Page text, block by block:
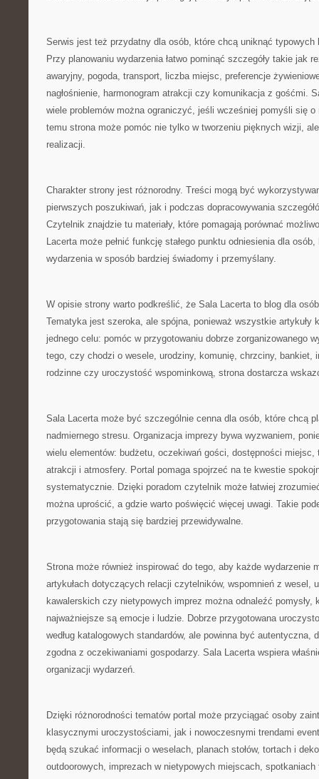
Serwis jest też przydatny dla osób, które chcą uniknąć typowych
Przy planowaniu wydarzenia łatwo pominąć szczegóły takie jak
awaryjny, pogoda, transport, liczba miejsc, preferencje
nagłośnienie, harmonogram atrakcji czy komunikacja z gośćmi.
wiele problemów można ograniczyć, jeśli wcześniej pomyśli się
temu strona może pomóc nie tylko w tworzeniu pięknych wizji,
realizacji.
Charakter strony jest różnorodny. Treści mogą być
pierwszych poszukiwań, jak i podczas dopracowywania
Czytelnik znajdzie tu materiały, które pomagają porównać
Lacerta może pełnić funkcję stałego punktu odniesienia dla
wydarzenia w sposób bardziej świadomy i przemyślany.
W opisie strony warto podkreślić, że Sala Lacerta to blog dla
Tematyka jest szeroka, ale spójna, ponieważ wszystkie artykuły
jednego celu: pomóc w przygotowaniu dobrze zorganizowanego
tego, czy chodzi o wesele, urodziny, komunię, chrzciny, bankiet,
rodzinne czy uroczystość wspominkową, strona dostarcza
Sala Lacerta może być szczególnie cenna dla osób, które chcą
nadmiernego stresu. Organizacja imprezy bywa wyzwaniem,
wielu elementów: budżetu, oczekiwań gości, dostępności miejsc,
atrakcji i atmosfery. Portal pomaga spojrzeć na te kwestie
systematycznie. Dzięki poradom czytelnik może łatwiej
można uprościć, a gdzie warto poświęcić więcej uwagi. Takie
przygotowania stają się bardziej przewidywalne.
Strona może również inspirować do tego, aby każde wydarzenie
artykułach dotyczących relacji czytelników, wspomnień z wesel,
kawalerskich czy nietypowych imprez można odnaleźć pomysły,
najważniejsze są emocje i ludzie. Dobrze przygotowana
według katalogowych standardów, ale powinna być autentyczna,
zgodna z oczekiwaniami gospodarzy. Sala Lacerta wspiera
organizacji wydarzeń.
Dzięki różnorodności tematów portal może przyciągać osoby
klasycznymi uroczystościami, jak i nowoczesnymi trendami
będą szukać informacji o weselach, planach stołów, tortach i
outdoorowych, imprezach w nietypowych miejscach,